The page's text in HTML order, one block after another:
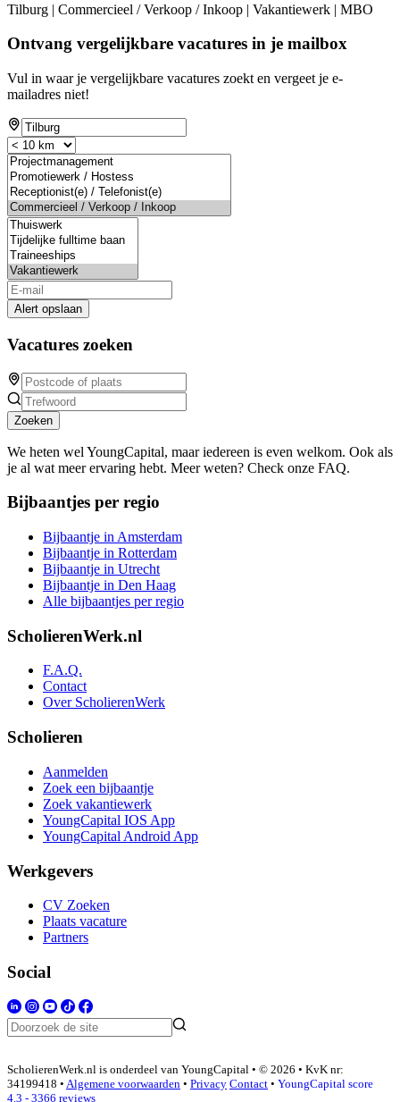
Tilburg | Commercieel / Verkoop / Inkoop | Vakantiewerk | MBO
Ontvang vergelijkbare vacatures in je mailbox
Vul in waar je vergelijkbare vacatures zoekt en vergeet je e-
mailadres niet!
Alert opslaan
Vacatures zoeken
Zoeken
We heten wel YoungCapital, maar iedereen is even welkom. Ook als
je al wat meer ervaring hebt. Meer weten? Check onze FAQ.
Bijbaantjes per regio
Bijbaantje in Amsterdam
Bijbaantje in Rotterdam
Bijbaantje in Utrecht
Bijbaantje in Den Haag
Alle bijbaantjes per regio
ScholierenWerk.nl
F.A.Q.
Contact
Over ScholierenWerk
Scholieren
Aanmelden
Zoek een bijbaantje
Zoek vakantiewerk
YoungCapital IOS App
YoungCapital Android App
Werkgevers
CV Zoeken
Plaats vacature
Partners
Social
ScholierenWerk.nl is onderdeel van YoungCapital • © 2026 • KvK nr:
34199418 • Algemene voorwaarden • Privacy Contact • YoungCapital score
4.3 - 3366 reviews